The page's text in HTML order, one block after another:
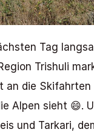
Tag
Trishuli
an die
Alpen sieht 😄.
und Tarkari,